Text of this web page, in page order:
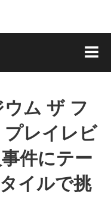
ウム ザ フ
プレイレビ
件にテー
イルで挑